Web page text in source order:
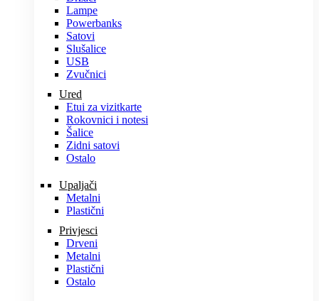
Lampe
Powerbanks
Satovi
Slušalice
USB
Zvučnici
Ured
Etui za vizitkarte
Rokovnici i notesi
Šalice
Zidni satovi
Ostalo
Upaljači
Metalni
Plastični
Privjesci
Drveni
Metalni
Plastični
Ostalo